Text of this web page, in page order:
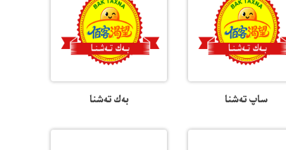
ساپ تەشنا بەك تەشنا